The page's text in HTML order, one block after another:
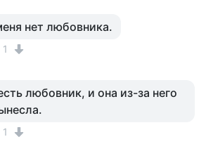
нет любовника.
1
любовник, и она из-за него
1